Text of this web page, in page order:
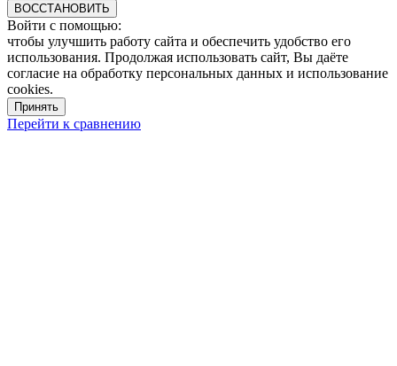
ВОССТАНОВИТЬ
Войти с помощью:
чтобы улучшить работу сайта и обеспечить удобство его
использования. Продолжая использовать сайт, Вы даёте
согласие на обработку персональных данных и использование
cookies.
Принять
Перейти к сравнению